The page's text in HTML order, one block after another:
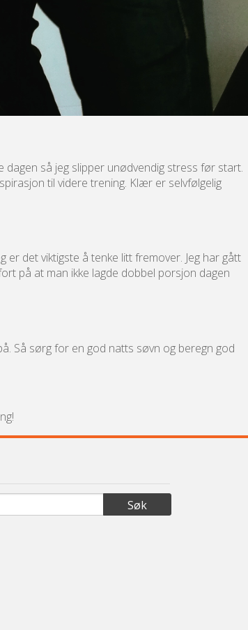
så jeg slipper unødvendig stress før start.
til videre trening. Klær er selvfølgelig
det viktigste å tenke litt fremover. Jeg har gått
på at man ikke lagde dobbel porsjon dagen
Så sørg for en god natts søvn og beregn god